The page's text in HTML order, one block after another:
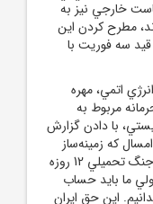
خارجي نيز به
مطرح کردن اين
سه فوريت با
اتمي، مهره
مربوط به
با دادن گزارش
که زمينه‌ساز
قطعنامه ضدايراني شوراي حکام شد آتش جنگ تحميلي 12 روزه
ولي ما بايد حساب
اين حق ايران